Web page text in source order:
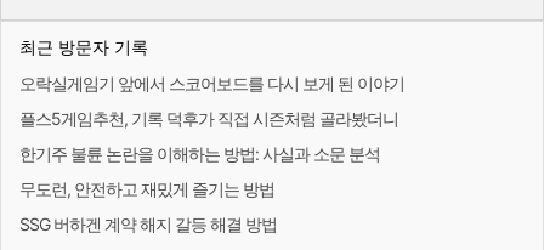
최근 방문자 기록
오락실게임기 앞에서 스코어보드를 다시 보게 된 이야기
플스5게임추천, 기록 덕후가 직접 시즌처럼 골라봤더니
한기주 불륜 논란을 이해하는 방법: 사실과 소문 분석
무도런, 안전하고 재밌게 즐기는 방법
SSG 버하겐 계약 해지 갈등 해결 방법